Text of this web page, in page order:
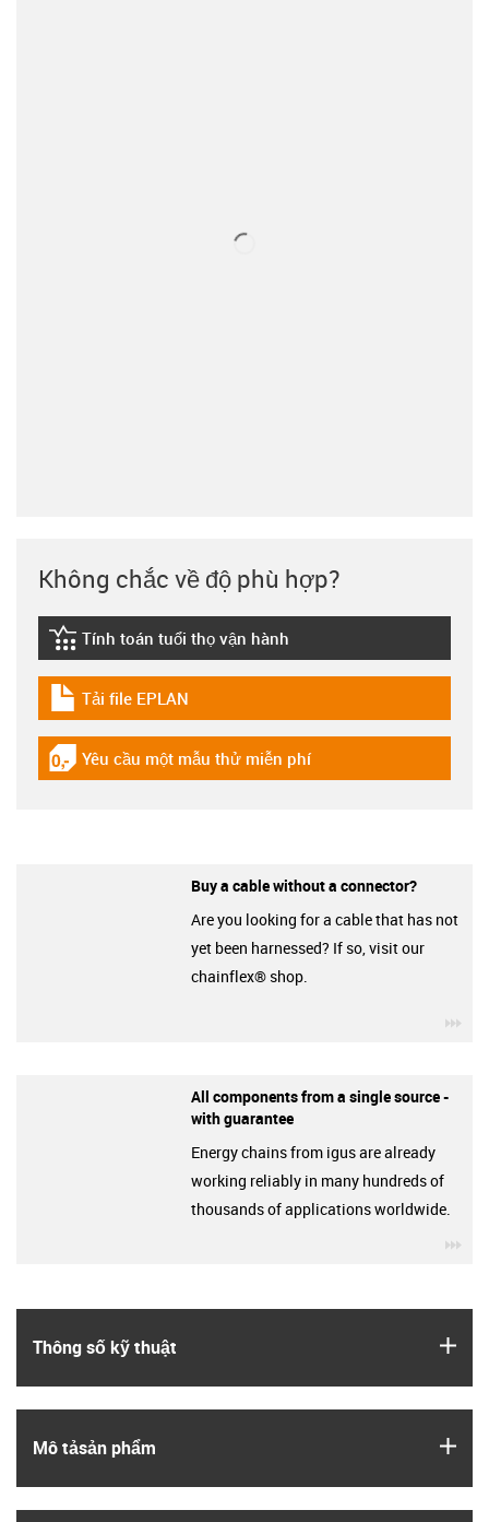
Thông số kỹ thuật
Mô tả­sản phẩm
Không chắc về độ phù hợp?
igus-icon-lebensdauerrechner
Tính toán tuổi thọ vận hành
igus-icon-download-plan
Tải file EPLAN
igus-icon-gratismuster
Yêu cầu một mẫu thử miễn phí
Buy a cable without a connector?
Are you looking for a cable that has not
yet been harnessed? If so, visit our
chainflex® shop.
All components from a single source -
with guarantee
Energy chains from igus are already
working reliably in many hundreds of
thousands of applications worldwide.